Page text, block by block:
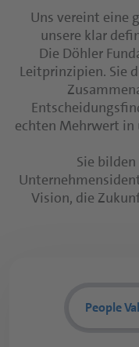
Uns vereint eine
unsere klar
Die Döhler
Leitprinzipien. Sie
echten Mehrwert in
Sie
Vision, die
People